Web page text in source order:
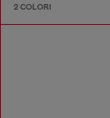
2 COLORI